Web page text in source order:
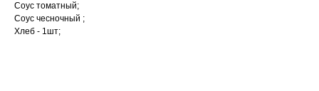
Соус томатный;
Соус чесночный ;
Хлеб - 1шт;